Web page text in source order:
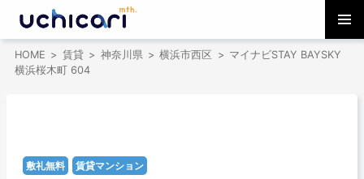
ニュー
ン
テ
HOME 賃貸 神奈川県 横浜市西区
マイナビSTAY BAYSKY
横浜桜木町 604
敷礼無料 賃貸マンション